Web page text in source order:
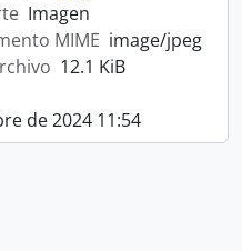
Imagen
MIME image/jpeg
12.1 KiB
de 2024 11:54